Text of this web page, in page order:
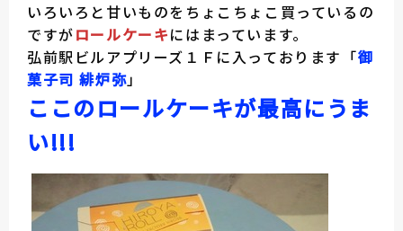
いろいろと甘いものをちょこちょこ買っているの
ですがロールケーキにはまっています。
弘前駅ビルアプリーズ１Ｆに入っております「御
菓子司 緋炉弥」
ここのロールケーキが最高にうま
い!!!